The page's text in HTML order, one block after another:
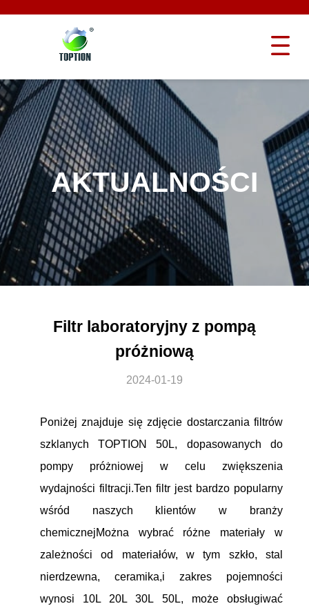
AKTUALNOŚCI
Filtr laboratoryjny z pompą
próżniową
2024-01-19
Poniżej znajduje się zdjęcie dostarczania filtrów
szklanych TOPTION 50L, dopasowanych do
pompy próżniowej w celu zwiększenia
wydajności filtracji.Ten filtr jest bardzo popularny
wśród naszych klientów w branży
chemicznejMożna wybrać różne materiały w
zależności od materiałów, w tym szkło, stal
nierdzewna, ceramika,i zakres pojemności
wynosi 10L 20L 30L 50L, może obsługiwać